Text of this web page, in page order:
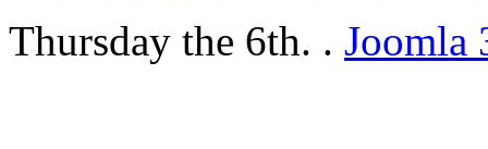
Thursday the 6th. . Joomla